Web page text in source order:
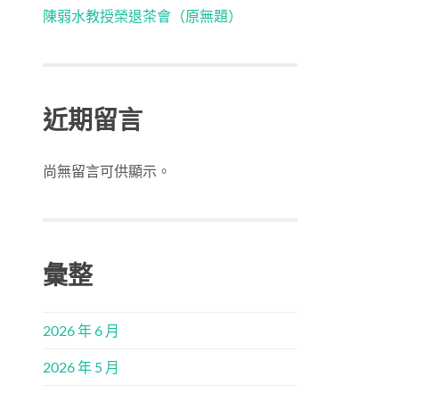
陳弱水教授榮退茶會（原無題）
近期留言
尚無留言可供顯示。
彙整
2026 年 6 月
2026 年 5 月